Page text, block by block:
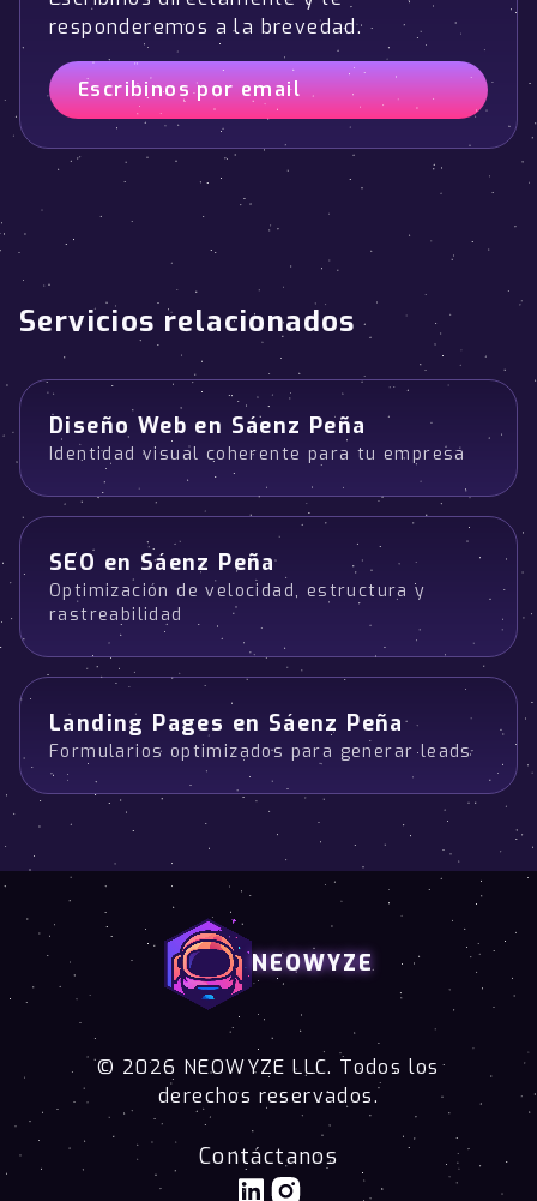
responderemos a la brevedad.
Escribinos por email
Servicios relacionados
Diseño Web en Sáenz Peña
Identidad visual coherente para tu empresa
SEO en Sáenz Peña
Optimización de velocidad, estructura y
rastreabilidad
Landing Pages en Sáenz Peña
Formularios optimizados para generar leads
NEOWYZE
© 2026 NEOWYZE LLC. Todos los
derechos reservados.
Contáctanos